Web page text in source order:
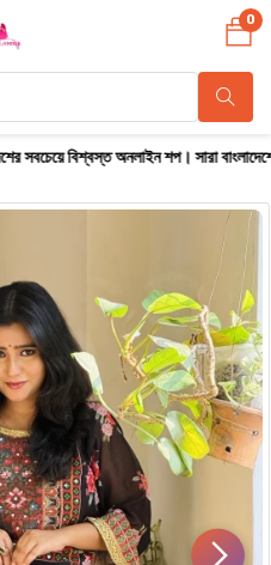
শপ। সারা বাংলাদেশে ক্যাশ অন
0